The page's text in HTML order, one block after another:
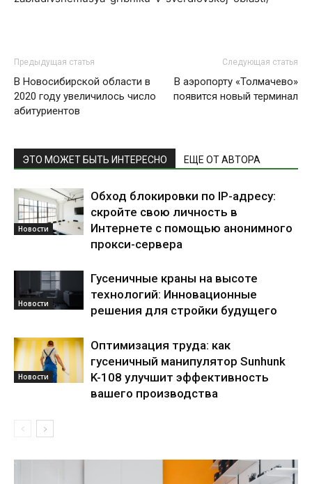
Предыдущая статья
В Новосибирской области в
2020 году увеличилось число
абитуриентов
Следующая статья
В аэропорту «Толмачево»
появится новый терминал
ЭТО МОЖЕТ БЫТЬ ИНТЕРЕСНО ЕЩЕ ОТ АВТОРА
Новости
Обход блокировки по IP-адресу:
скройте свою личность в
Интернете с помощью анонимного
прокси-сервера
Новости
Гусеничные краны на высоте
технологий: Инновационные
решения для стройки будущего
Новости
Оптимизация труда: как
гусеничный манипулятор Sunhunk
K-108 улучшит эффективность
вашего производства